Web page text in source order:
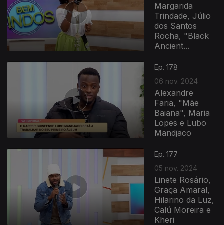
Margarida
Trindade, Júlio
dos Santos
Rocha, "Black
Ancient...
Ep. 178
06 nov. 2024
Alexandre
Faria, "Mãe
Baiana", Maria
Lopes e Lubo
Mandjaco
Ep. 177
05 nov. 2024
Linete Rosário,
Graça Amaral,
Hilarino da Luz,
Calú Moreira e
Kheri